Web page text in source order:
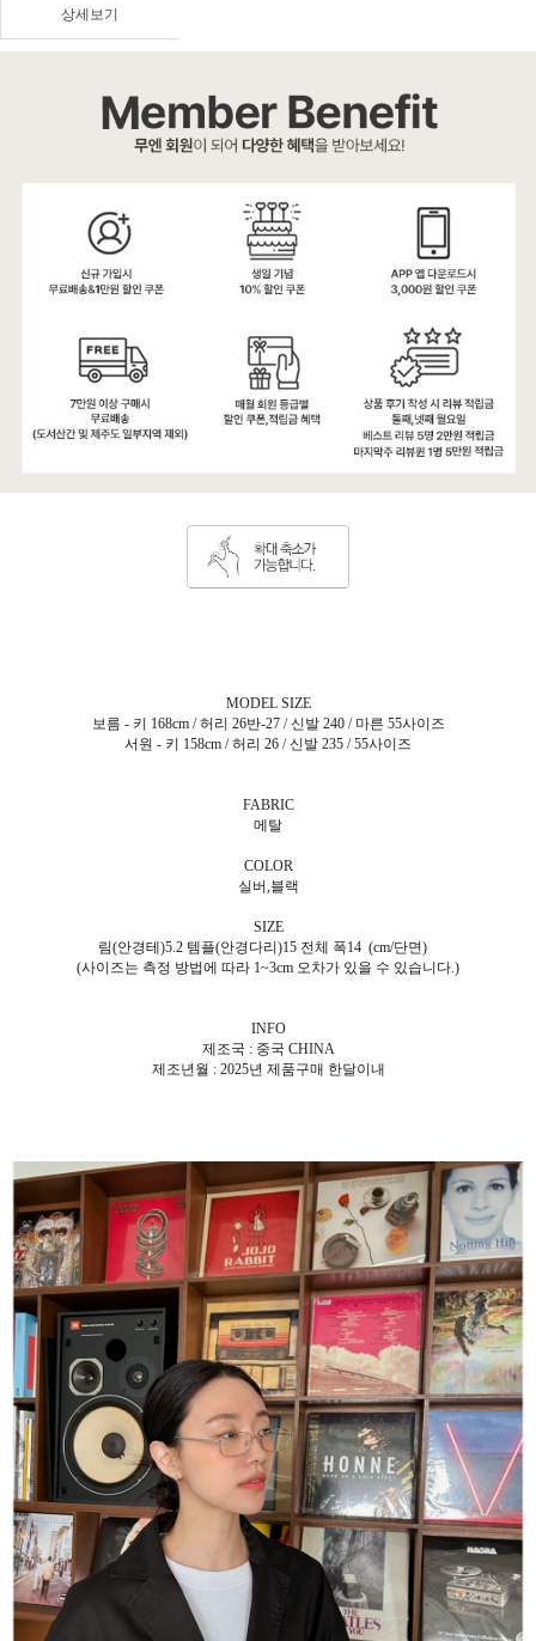
상세보기
MODEL SIZE
보름 - 키 168cm / 허리 26반-27 / 신발 240 / 마른 55사이즈
서원 - 키 158cm / 허리 26 / 신발 235 / 55사이즈
FABRIC
메탈
COLOR
실버,블랙
SIZE
림(안경테)5.2 템플(안경다리)15 전체 폭14 (cm/단면)
(사이즈는 측정 방법에 따라 1~3cm 오차가 있을 수 있습니다.)
INFO
제조국 : 중국 CHINA
제조년월 : 2025년 제품구매 한달이내